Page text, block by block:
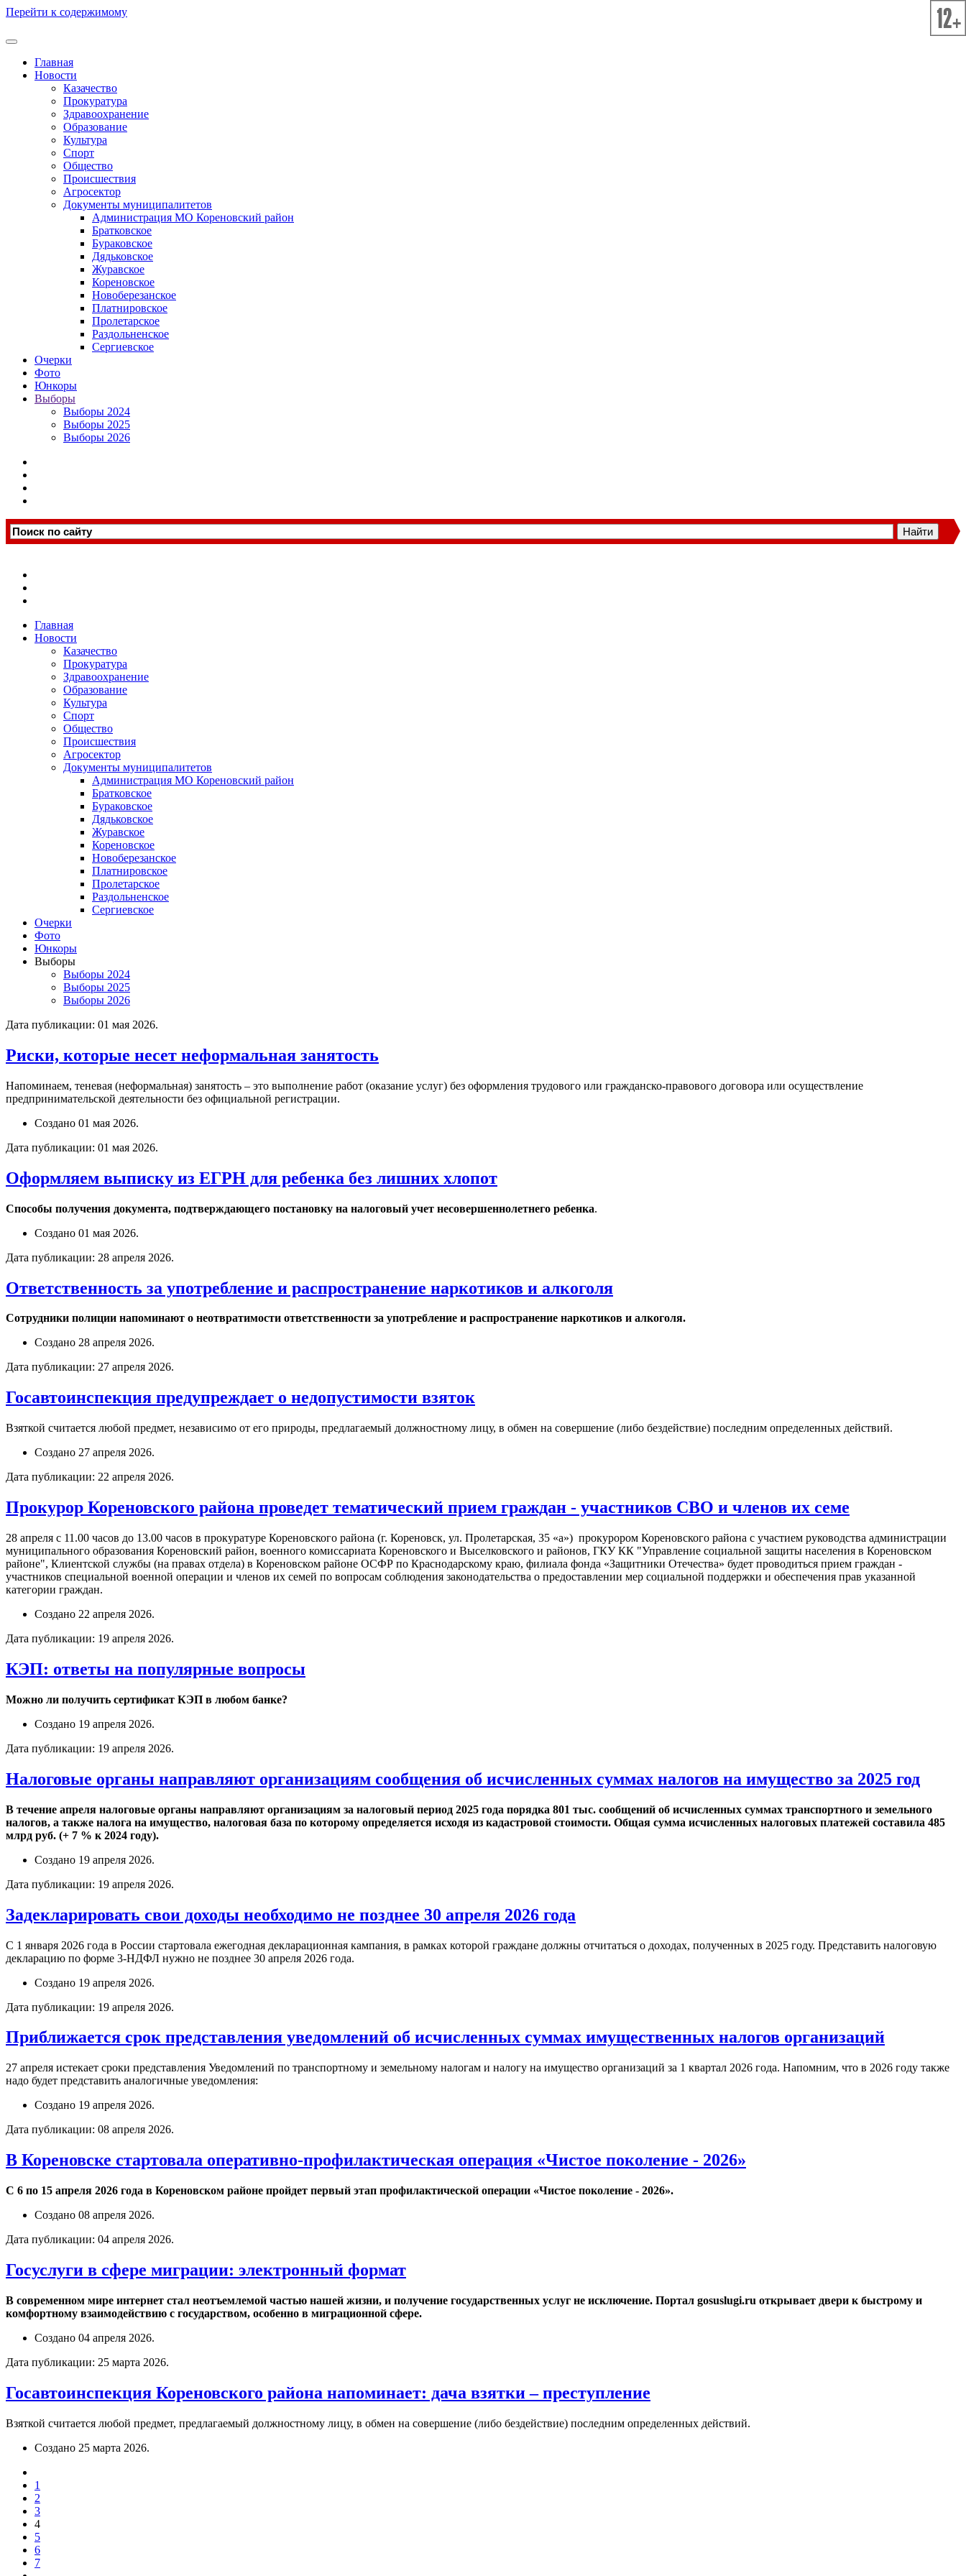
Перейти к содержимому
Главная
Новости
Казачество
Прокуратура
Здравоохранение
Образование
Культура
Спорт
Общество
Происшествия
Агросектор
Документы муниципалитетов
Администрация МО Кореновский район
Братковское
Бураковское
Дядьковское
Журавское
Кореновское
Новоберезанское
Платнировское
Пролетарское
Раздольненское
Сергиевское
Очерки
Фото
Юнкоры
Выборы
Выборы 2024
Выборы 2025
Выборы 2026
Главная
Новости
Казачество
Прокуратура
Здравоохранение
Образование
Культура
Спорт
Общество
Происшествия
Агросектор
Документы муниципалитетов
Администрация МО Кореновский район
Братковское
Бураковское
Дядьковское
Журавское
Кореновское
Новоберезанское
Платнировское
Пролетарское
Раздольненское
Сергиевское
Очерки
Фото
Юнкоры
Выборы
Выборы 2024
Выборы 2025
Выборы 2026
Дата публикации: 01 мая 2026.
Риски, которые несет неформальная занятость
Напоминаем, теневая (неформальная) занятость – это выполнение работ (оказание услуг) без оформления трудового или гражданско-правового договора или осуществление
предпринимательской деятельности без официальной регистрации.
Создано 01 мая 2026.
Дата публикации: 01 мая 2026.
Оформляем выписку из ЕГРН для ребенка без лишних хлопот
Способы получения документа, подтверждающего постановку на налоговый учет несовершеннолетнего ребенка.
Создано 01 мая 2026.
Дата публикации: 28 апреля 2026.
Ответственность за употребление и распространение наркотиков и алкоголя
Сотрудники полиции напоминают о неотвратимости ответственности за употребление и распространение наркотиков и алкоголя.
Создано 28 апреля 2026.
Дата публикации: 27 апреля 2026.
Госавтоинспекция предупреждает о недопустимости взяток
Взяткой считается любой предмет, независимо от его природы, предлагаемый должностному лицу, в обмен на совершение (либо бездействие) последним определенных действий.
Создано 27 апреля 2026.
Дата публикации: 22 апреля 2026.
Прокурор Кореновского района проведет тематический прием граждан - участников СВО и членов их семе
28 апреля с 11.00 часов до 13.00 часов в прокуратуре Кореновского района (г. Кореновск, ул. Пролетарская, 35 «а») прокурором Кореновского района с участием руководства администрации
муниципального образования Кореновский район, военного комиссариата Кореновского и Выселковского и районов, ГКУ КК "Управление социальной защиты населения в Кореновском
районе", Клиентской службы (на правах отдела) в Кореновском районе ОСФР по Краснодарскому краю, филиала фонда «Защитники Отечества» будет проводиться прием граждан -
участников специальной военной операции и членов их семей по вопросам соблюдения законодательства о предоставлении мер социальной поддержки и обеспечения прав указанной
категории граждан.
Создано 22 апреля 2026.
Дата публикации: 19 апреля 2026.
КЭП: ответы на популярные вопросы
Можно ли получить сертификат КЭП в любом банке?
Создано 19 апреля 2026.
Дата публикации: 19 апреля 2026.
Налоговые органы направляют организациям сообщения об исчисленных суммах налогов на имущество за 2025 год
В течение апреля налоговые органы направляют организациям за налоговый период 2025 года порядка 801 тыс. сообщений об исчисленных суммах транспортного и земельного
налогов, а также налога на имущество, налоговая база по которому определяется исходя из кадастровой стоимости. Общая сумма исчисленных налоговых платежей составила 485
млрд руб. (+ 7 % к 2024 году).
Создано 19 апреля 2026.
Дата публикации: 19 апреля 2026.
Задекларировать свои доходы необходимо не позднее 30 апреля 2026 года
С 1 января 2026 года в России стартовала ежегодная декларационная кампания, в рамках которой граждане должны отчитаться о доходах, полученных в 2025 году. Представить налоговую
декларацию по форме 3-НДФЛ нужно не позднее 30 апреля 2026 года.
Создано 19 апреля 2026.
Дата публикации: 19 апреля 2026.
Приближается срок представления уведомлений об исчисленных суммах имущественных налогов организаций
27 апреля истекает сроки представления Уведомлений по транспортному и земельному налогам и налогу на имущество организаций за 1 квартал 2026 года. Напомним, что в 2026 году также
надо будет представить аналогичные уведомления:
Создано 19 апреля 2026.
Дата публикации: 08 апреля 2026.
В Кореновске стартовала оперативно-профилактическая операция «Чистое поколение - 2026»
С 6 по 15 апреля 2026 года в Кореновском районе пройдет первый этап профилактической операции «Чистое поколение - 2026».
Создано 08 апреля 2026.
Дата публикации: 04 апреля 2026.
Госуслуги в сфере миграции: электронный формат
В современном мире интернет стал неотъемлемой частью нашей жизни, и получение государственных услуг не исключение. Портал gosuslugi.ru открывает двери к быстрому и
комфортному взаимодействию с государством, особенно в миграционной сфере.
Создано 04 апреля 2026.
Дата публикации: 25 марта 2026.
Госавтоинспекция Кореновского района напоминает: дача взятки – преступление
Взяткой считается любой предмет, предлагаемый должностному лицу, в обмен на совершение (либо бездействие) последним определенных действий.
Создано 25 марта 2026.
1
2
3
4
5
6
7